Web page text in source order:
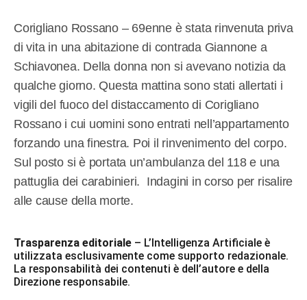
Corigliano Rossano – 69enne è stata rinvenuta priva
di vita in una abitazione di contrada Giannone a
Schiavonea. Della donna non si avevano notizia da
qualche giorno. Questa mattina sono stati allertati i
vigili del fuoco del distaccamento di Corigliano
Rossano i cui uomini sono entrati nell’appartamento
forzando una finestra. Poi il rinvenimento del corpo.
Sul posto si è portata un’ambulanza del 118 e una
pattuglia dei carabinieri. Indagini in corso per risalire
alle cause della morte.
Trasparenza editoriale – L’Intelligenza Artificiale è
utilizzata esclusivamente come supporto redazionale.
La responsabilità dei contenuti è dell’autore e della
Direzione responsabile.